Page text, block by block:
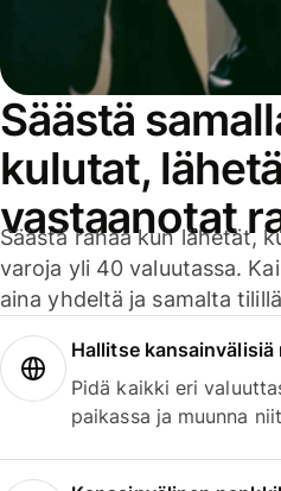
Säästä
kulutat,
vastaanotat
Säästä rahaa kun lähetät,
varoja yli 40 valuutassa.
aina yhdeltä ja samalta
Hallitse
Pidä kaikki eri
paikassa ja muunna